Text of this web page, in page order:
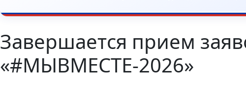
Завершается прием
«#МЫВМЕСТЕ-2026»